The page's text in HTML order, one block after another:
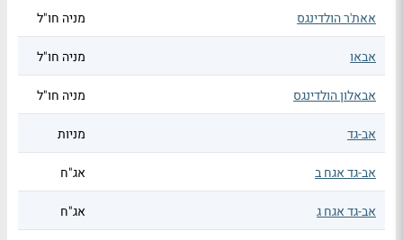
אאת'ר הולדינגס מניה חו"ל
אבאו מניה חו"ל
אבאלון הולדינגס מניה חו"ל
אב-גד מניות
אב-גד אגח ב אג"ח
אב-גד אגח ג אג"ח